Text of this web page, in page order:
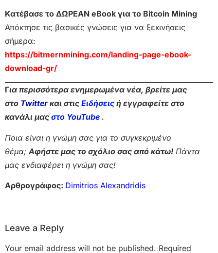
Κατέβασε το ΔΩΡΕΑΝ eBook για το Bitcoin Mining
Απόκτησε τις βασικές γνώσεις για να ξεκινήσεις
σήμερα:
https://bitmernmining.com/landing-page-ebook-
download-gr/
Για περισσότερα ενημερωμένα νέα, βρείτε μας
στο Twitter και στις Ειδήσεις ή εγγραφείτε στο
κανάλι μας στο YouTube .
Ποια είναι η γνώμη σας για το συγκεκριμένο
θέμα; Αφήστε μας το σχόλιο σας από κάτω! Πάντα
μας ενδιαφέρει η γνώμη σας!
Αρθρογράφος: Dimitrios Alexandridis
Leave a Reply
Your email address will not be published. Required